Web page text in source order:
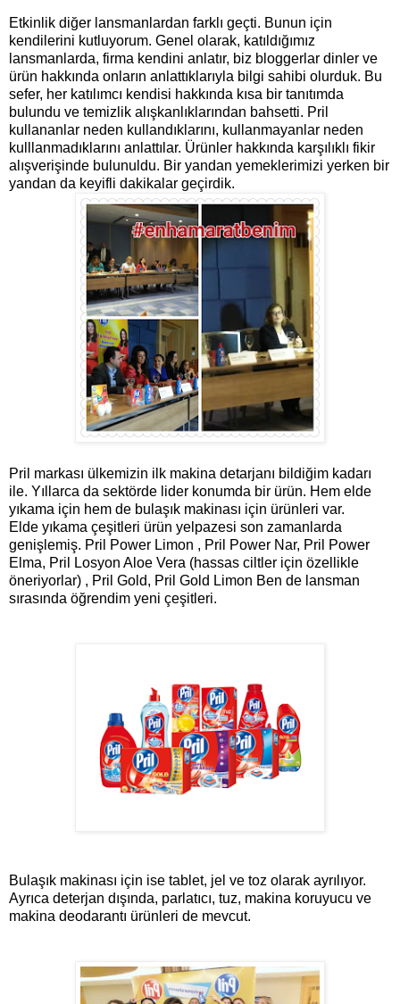
Etkinlik diğer lansmanlardan farklı geçti. Bunun için
kendilerini kutluyorum. Genel olarak, katıldığımız
lansmanlarda, firma kendini anlatır, biz bloggerlar dinler ve
ürün hakkında onların anlattıklarıyla bilgi sahibi olurduk. Bu
sefer, her katılımcı kendisi hakkında kısa bir tanıtımda
bulundu ve temizlik alışkanlıklarından bahsetti. Pril
kullananlar neden kullandıklarını, kullanmayanlar neden
kulllanmadıklarını anlattılar. Ürünler hakkında karşılıklı fikir
alışverişinde bulunuldu. Bir yandan yemeklerimizi yerken bir
yandan da keyifli dakikalar geçirdik.
Pril markası ülkemizin ilk makina detarjanı bildiğim kadarı
ile. Yıllarca da sektörde lider konumda bir ürün. Hem elde
yıkama için hem de bulaşık makinası için ürünleri var.
Elde yıkama çeşitleri ürün yelpazesi son zamanlarda
genişlemiş. Pril Power Limon , Pril Power Nar, Pril Power
Elma, Pril Losyon Aloe Vera (hassas ciltler için özellikle
öneriyorlar) , Pril Gold, Pril Gold Limon Ben de lansman
sırasında öğrendim yeni çeşitleri.
Bulaşık makinası için ise tablet, jel ve toz olarak ayrılıyor.
Ayrıca deterjan dışında, parlatıcı, tuz, makina koruyucu ve
makina deodarantı ürünleri de mevcut.